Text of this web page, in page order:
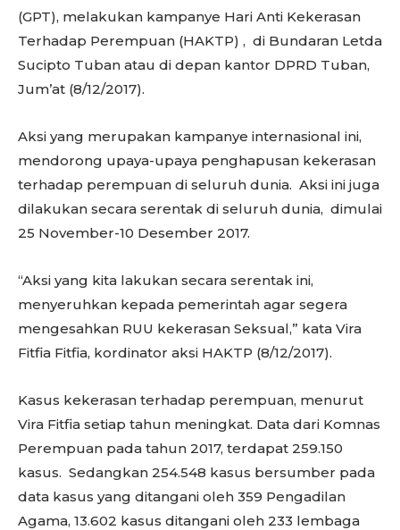
(GPT), melakukan kampanye Hari Anti Kekerasan
Terhadap Perempuan (HAKTP) , di Bundaran Letda
Sucipto Tuban atau di depan kantor DPRD Tuban,
Jum’at (8/12/2017).
Aksi yang merupakan kampanye internasional ini,
mendorong upaya-upaya penghapusan kekerasan
terhadap perempuan di seluruh dunia. Aksi ini juga
dilakukan secara serentak di seluruh dunia, dimulai
25 November-10 Desember 2017.
“Aksi yang kita lakukan secara serentak ini,
menyeruhkan kepada pemerintah agar segera
mengesahkan RUU kekerasan Seksual,” kata Vira
Fitfia Fitfia, kordinator aksi HAKTP (8/12/2017).
Kasus kekerasan terhadap perempuan, menurut
Vira Fitfia setiap tahun meningkat. Data dari Komnas
Perempuan pada tahun 2017, terdapat 259.150
kasus. Sedangkan 254.548 kasus bersumber pada
data kasus yang ditangani oleh 359 Pengadilan
Agama, 13.602 kasus ditangani oleh 233 lembaga